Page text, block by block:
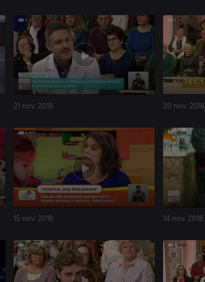
21 nov. 2018 20 nov. 2018
15 nov. 2018 14 nov. 2018